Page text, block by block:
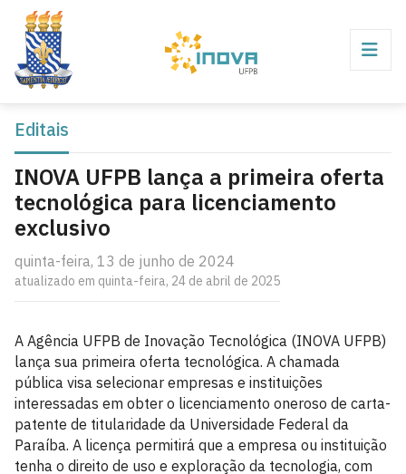
Editais
INOVA UFPB lança a primeira oferta
tecnológica para licenciamento
exclusivo
quinta-feira, 13 de junho de 2024
atualizado em quinta-feira, 24 de abril de 2025
A Agência UFPB de Inovação Tecnológica (INOVA UFPB)
lança sua primeira oferta tecnológica. A chamada
pública visa selecionar empresas e instituições
interessadas em obter o licenciamento oneroso de carta-
patente de titularidade da Universidade Federal da
Paraíba. A licença permitirá que a empresa ou instituição
tenha o direito de uso e exploração da tecnologia, com